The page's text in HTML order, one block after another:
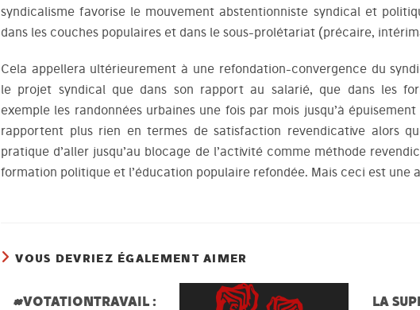
syndicalisme favorise le mouvement abstentionniste syndical et
dans les couches populaires et dans le sous-prolétariat (précaire,
Cela appellera ultérieurement à une refondation-convergence du
le projet syndical que dans son rapport au salarié, que dans les
exemple les randonnées urbaines une fois par mois jusqu’à
rapportent plus rien en termes de satisfaction revendicative alors
pratique d’aller jusqu’au blocage de l’activité comme méthode
formation politique et l’éducation populaire refondée. Mais ceci est une
VOUS DEVRIEZ ÉGALEMENT AIMER
#VOTATIONTRAVAIL :
LA